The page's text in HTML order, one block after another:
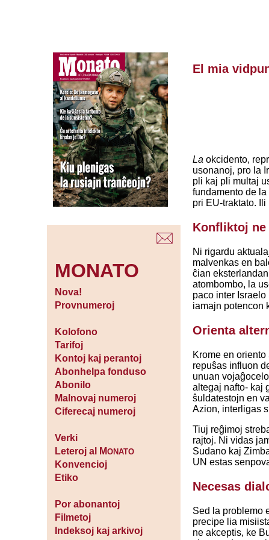
MONATO
Nova!
Provnumeroj
Kolofono
Tarifoj
Kontoj kaj perantoj
Abonhelpa fonduso
Abonilo
Malnovaj numeroj
Ciferecaj numeroj
Verki
Leteroj al MONATO
Konvencioj
Etiko
Por abonantoj
Filmetoj
Indeksoj kaj arkivoj
El mia
La okcidento,
usonanoj, pro la
pli kaj pli multaj
fundamento de
pri EU-traktato.
Konfliktoj ne
Ni rigardu
malvenkas en
ĉian
atombombo, la
paco inter
iamajn potencon
Orienta
Krome en
repuŝas influon
unuan
altegaj nafto- kaj
ŝuldatestojn en
Azion, interligas
Tiuj reĝimoj
rajtoj. Ni vidas
Sudano kaj
UN estas
Necesas
Sed la problemo
precipe lia
ne akceptis, ke